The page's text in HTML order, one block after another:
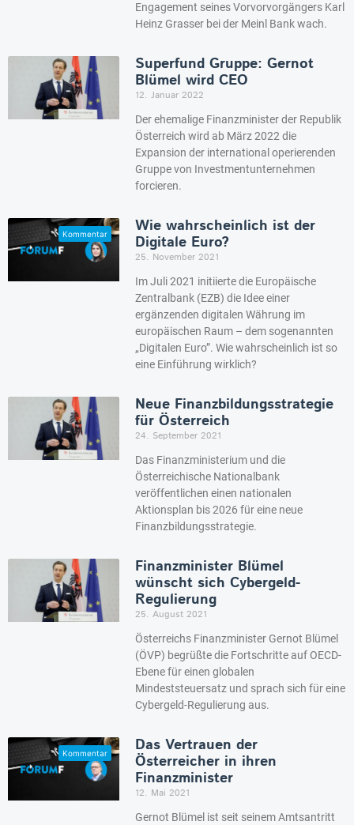
Engagement seines Vorvorvorgängers Karl
Heinz Grasser bei der Meinl Bank wach.
Superfund Gruppe: Gernot
Blümel wird CEO
12. Januar 2022
Der ehemalige Finanzminister der Republik
Österreich wird ab März 2022 die
Expansion der international operierenden
Gruppe von Investmentunternehmen
forcieren.
Wie wahrscheinlich ist der
Digitale Euro?
25. November 2021
Im Juli 2021 initiierte die Europäische
Zentralbank (EZB) die Idee einer
ergänzenden digitalen Währung im
europäischen Raum – dem sogenannten
„Digitalen Euro”. Wie wahrscheinlich ist so
eine Einführung wirklich?
Neue Finanzbildungsstrategie
für Österreich
24. September 2021
Das Finanzministerium und die
Österreichische Nationalbank
veröffentlichen einen nationalen
Aktionsplan bis 2026 für eine neue
Finanzbildungsstrategie.
Finanzminister Blümel
wünscht sich Cybergeld-
Regulierung
25. August 2021
Österreichs Finanzminister Gernot Blümel
(ÖVP) begrüßte die Fortschritte auf OECD-
Ebene für einen globalen
Mindeststeuersatz und sprach sich für eine
Cybergeld-Regulierung aus.
Das Vertrauen der
Österreicher in ihren
Finanzminister
12. Mai 2021
Gernot Blümel ist seit seinem Amtsantritt